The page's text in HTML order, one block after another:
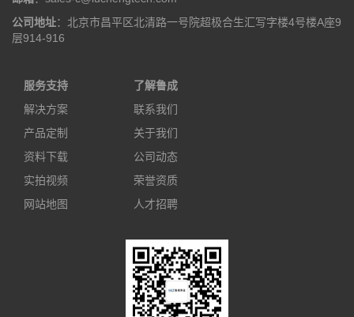
公司地址：北京市昌平区北清路一号院超极合生汇写字楼4号楼A座9
层914-916
服务支持
解决方案
产品定制
资料下载
实拍视频
网站地图
了解鲁成
联系我们
关于我们
公司动态
荣誉资质
人才招聘